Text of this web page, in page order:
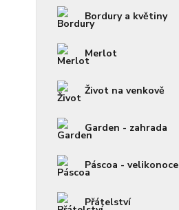
Bordury a květiny
Merlot
Život na venkově
Garden - zahrada
Páscoa - velikonoce
Přátelství